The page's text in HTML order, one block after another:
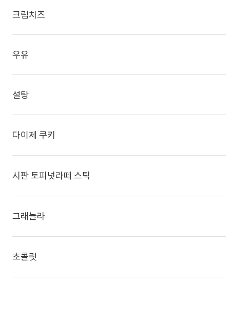
크림치즈
우유
설탕
다이제 쿠키
시판 토피넛라떼 스틱
그래놀라
초콜릿